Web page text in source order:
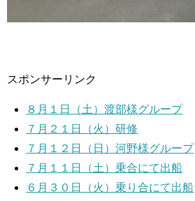
スポンサーリンク
８月１日（土）渡部様グループ
７月２１日（火）研修
７月１２日（日）河野様グループ
７月１１日（土）乗合にて出船
６月３０日（火）乗り合にて出船